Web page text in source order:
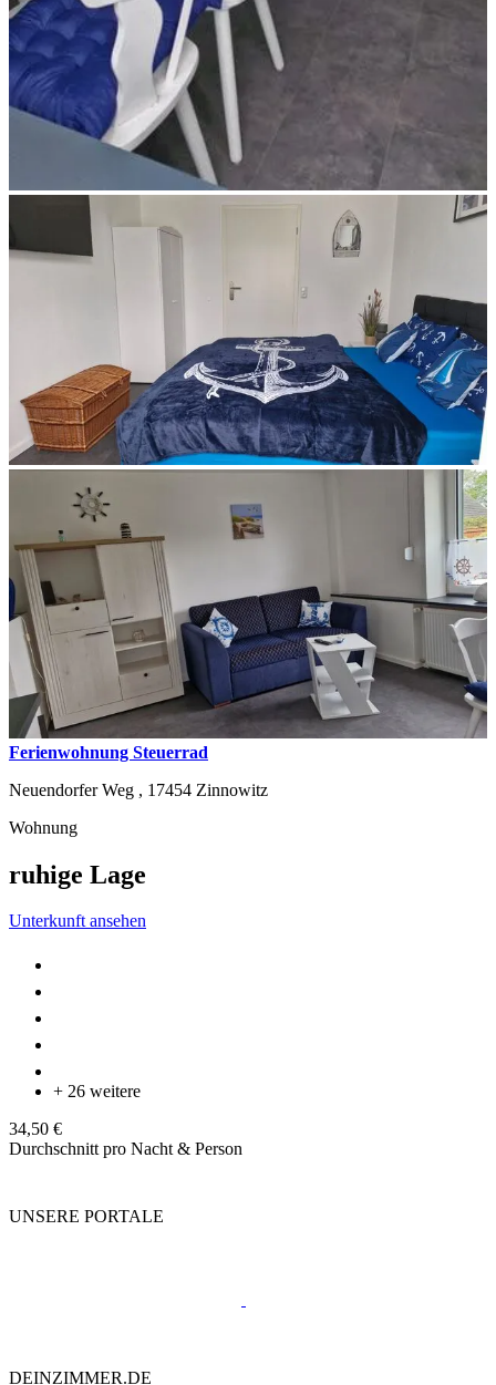
Ferienwohnung Steuerrad
Neuendorfer Weg , 17454 Zinnowitz
Wohnung
ruhige Lage
Unterkunft ansehen
+ 26 weitere
34,50 €
Durchschnitt pro Nacht & Person
UNSERE PORTALE
DEINZIMMER.DE